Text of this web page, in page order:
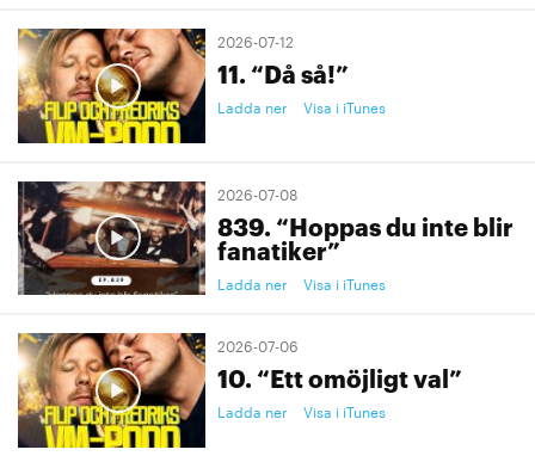
2026-07-12
11. “Då så!”
Ladda ner Visa i iTunes
2026-07-08
839. “Hoppas du inte blir
fanatiker”
Ladda ner Visa i iTunes
2026-07-06
10. “Ett omöjligt val”
Ladda ner Visa i iTunes